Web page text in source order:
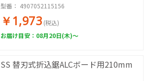
型番： 4907052115156
￥1,973 (税込)
お届け目安：08月20日(木)～
SS 替刃式折込鋸ALCボード用210mm